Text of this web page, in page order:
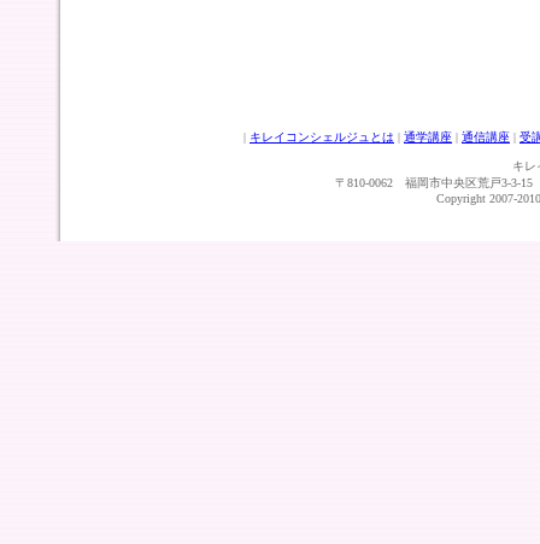
| キレイコンシェルジュとは | 通学講座 | 通信講座 | 受
キレ
〒810-0062 福岡市中央区荒戸3-3-15
Copyright 2007-